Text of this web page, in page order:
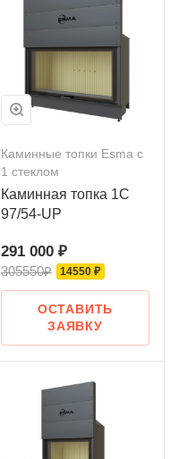
Каминные топки Esma с
1 стеклом
Каминная топка 1C
97/54-UP
291 000 ₽
305550₽ 14550 ₽
ОСТАВИТЬ
ЗАЯВКУ